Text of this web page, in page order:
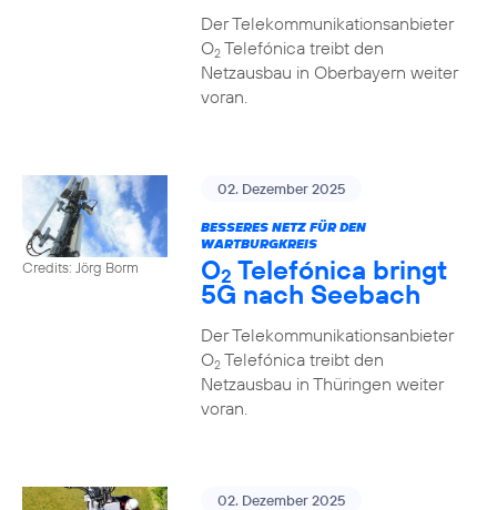
Der Telekommunikationsanbieter
O2Telefónica treibt den
Netzausbau in Oberbayern weiter
voran.
Credits: Jörg Borm
02. Dezember 2025
BESSERES NETZ FÜR DEN
WARTBURGKREIS
O2 Telefónica bringt
5G nach Seebach
Der Telekommunikationsanbieter
O2Telefónica treibt den
Netzausbau in Thüringen weiter
voran.
02. Dezember 2025